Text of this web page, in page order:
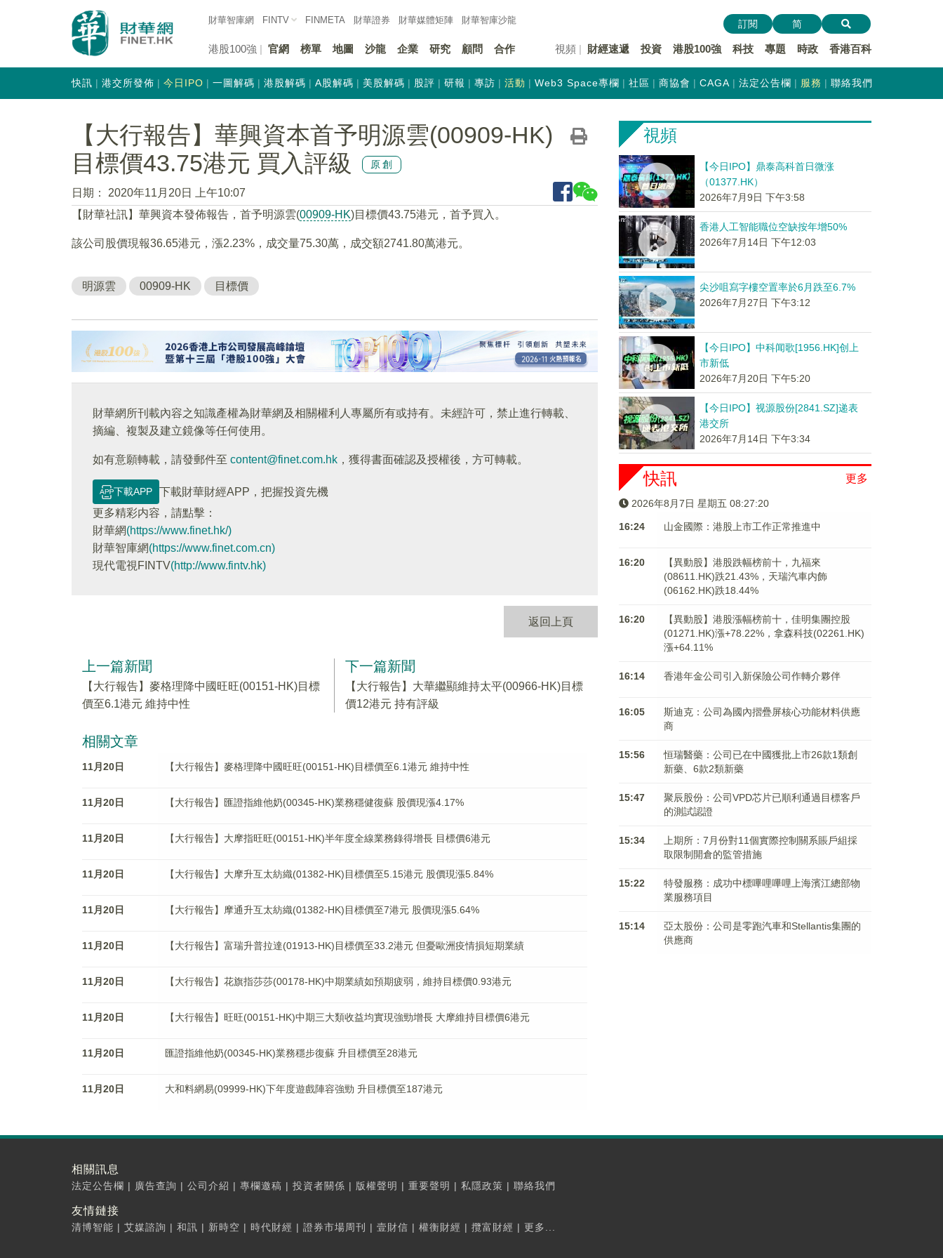
財華智庫網 FINTV FINMETA 財華證券 財華媒體矩陣 財華智庫沙龍
港股100強 官網 榜單 地圖 沙龍 企業 研究 顧問 合作 視頻 財經速遞 投資 港股100強 科技 專題 時政 香港百科
訂閱 简
快訊 港交所發佈 今日IPO 一圖解碼 港股解碼 A股解碼 美股解碼 股評 研報 專訪 活動 Web3 Space專欄 社區 商協會 CAGA 法定公告欄 服務 聯絡我們
【大行報告】華興資本首予明源雲(00909-HK)
目標價43.75港元 買入評級
原創
日期：
2020年11月20日 上午10:07
【財華社訊】華興資本發佈報告，首予明源雲(00909-HK)目標價43.75港元，首予買入。
該公司股價現報36.65港元，漲2.23%，成交量75.30萬，成交額2741.80萬港元。
明源雲 00909-HK 目標價
財華網所刊載內容之知識產權為財華網及相關權利人專屬所有或持有。未經許可，禁止進行轉載、
摘編、複製及建立鏡像等任何使用。
如有意願轉載，請發郵件至 content@finet.com.hk ，獲得書面確認及授權後，方可轉載。
下載APP
下載財華財經APP，把握投資先機
更多精彩内容，請點擊：
財華網(https://www.finet.hk/)
財華智庫網(https://www.finet.com.cn)
現代電視FINTV(http://www.fintv.hk)
返回上頁
上一篇新聞
【大行報告】麥格理降中國旺旺(00151-HK)目標
價至6.1港元 維持中性
下一篇新聞
【大行報告】大華繼顯維持太平(00966-HK)目標
價12港元 持有評級
相關文章
11月20日 【大行報告】麥格理降中國旺旺(00151-HK)目標價至6.1港元 維持中性
11月20日 【大行報告】匯證指維他奶(00345-HK)業務穩健復蘇 股價現漲4.17%
11月20日 【大行報告】大摩指旺旺(00151-HK)半年度全線業務錄得增長 目標價6港元
11月20日 【大行報告】大摩升互太紡織(01382-HK)目標價至5.15港元 股價現漲5.84%
11月20日 【大行報告】摩通升互太紡織(01382-HK)目標價至7港元 股價現漲5.64%
11月20日 【大行報告】富瑞升普拉達(01913-HK)目標價至33.2港元 但憂歐洲疫情損短期業績
11月20日 【大行報告】花旗指莎莎(00178-HK)中期業績如預期疲弱，維持目標價0.93港元
11月20日 【大行報告】旺旺(00151-HK)中期三大類收益均實現強勁增長 大摩維持目標價6港元
11月20日 匯證指維他奶(00345-HK)業務穩步復蘇 升目標價至28港元
11月20日 大和料網易(09999-HK)下年度遊戲陣容強勁 升目標價至187港元
視頻
【今日IPO】鼎泰高科首日微涨
（01377.HK）
2026年7月9日 下午3:58
香港人工智能職位空缺按年增50%
2026年7月14日 下午12:03
尖沙咀寫字樓空置率於6月跌至6.7%
2026年7月27日 下午3:12
【今日IPO】中科闻歌[1956.HK]创上
市新低
2026年7月20日 下午5:20
【今日IPO】视源股份[2841.SZ]递表
港交所
2026年7月14日 下午3:34
更多
快訊
2026年8月7日 星期五 08:27:20
16:24 山金國際：港股上市工作正常推進中
16:20
【異動股】港股跌幅榜前十，九福來
(08611.HK)跌21.43%，天瑞汽車内飾
(06162.HK)跌18.44%
16:20
【異動股】港股漲幅榜前十，佳明集團控股
(01271.HK)漲+78.22%，拿森科技(02261.HK)
漲+64.11%
16:14 香港年金公司引入新保險公司作轉介夥伴
16:05
斯迪克：公司為國內摺疊屏核心功能材料供應
商
15:56
恒瑞醫藥：公司已在中國獲批上市26款1類創
新藥、6款2類新藥
15:47
聚辰股份：公司VPD芯片已順利通過目標客戶
的測試認證
15:34
上期所：7月份對11個實際控制關系賬戶組採
取限制開倉的監管措施
15:22
特發服務：成功中標嗶哩嗶哩上海濱江總部物
業服務項目
15:14
亞太股份：公司是零跑汽車和Stellantis集團的
供應商
相關訊息
法定公告欄 | 廣告查詢 | 公司介紹 | 專欄邀稿 | 投資者關係 | 版權聲明 | 重要聲明 | 私隱政策 | 聯絡我們
友情鏈接
清博智能 | 艾媒諮詢 | 和訊 | 新時空 | 時代財經 | 證券市場周刊 | 壹財信 | 權衡財經 | 攬富財經 | 更多...